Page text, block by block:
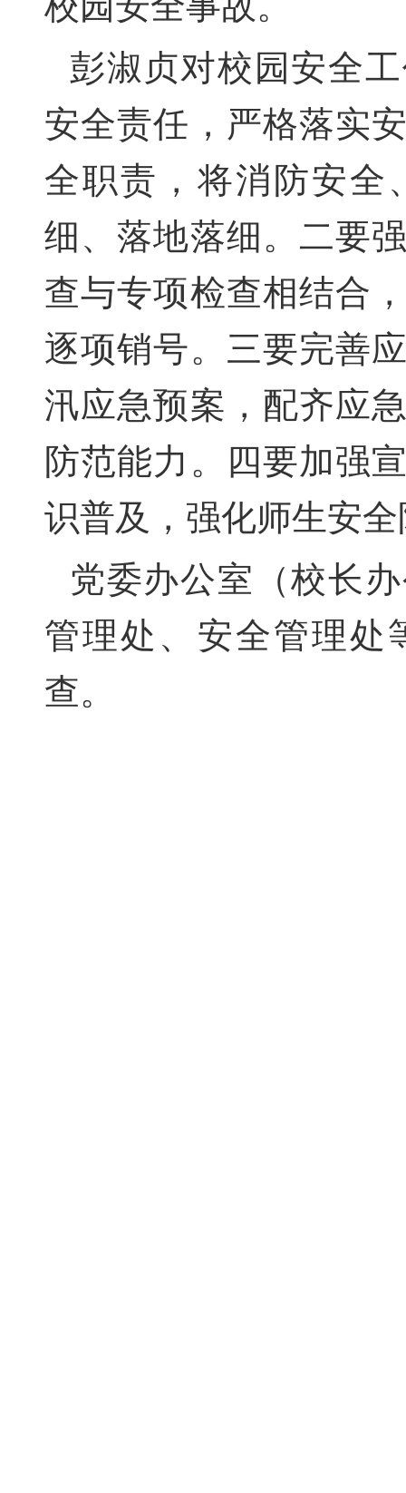
彭淑贞对校园安全
安全责任，严格落实
全职责，将消防安全
细、落地落细。二要
查与专项检查相结合
逐项销号。三要完善
汛应急预案，配齐应
防范能力。四要加强
识普及，强化师生安
党委办公室（校长
管理处、安全管理处
查。